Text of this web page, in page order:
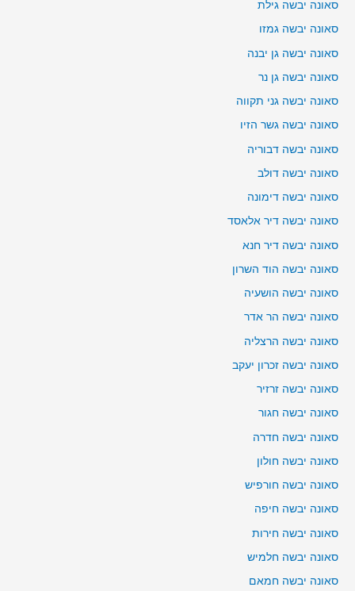
סאונה יבשה גילת
סאונה יבשה גמזו
סאונה יבשה גן יבנה
סאונה יבשה גן נר
סאונה יבשה גני תקווה
סאונה יבשה גשר הזיו
סאונה יבשה דבוריה
סאונה יבשה דולב
סאונה יבשה דימונה
סאונה יבשה דיר אלאסד
סאונה יבשה דיר חנא
סאונה יבשה הוד השרון
סאונה יבשה הושעיה
סאונה יבשה הר אדר
סאונה יבשה הרצליה
סאונה יבשה זכרון יעקב
סאונה יבשה זרזיר
סאונה יבשה חגור
סאונה יבשה חדרה
סאונה יבשה חולון
סאונה יבשה חורפיש
סאונה יבשה חיפה
סאונה יבשה חירות
סאונה יבשה חלמיש
סאונה יבשה חמאם